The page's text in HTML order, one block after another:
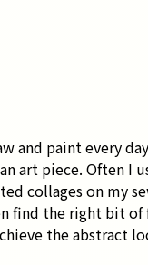
and paint every
art piece. Often I
collages on my
find the right bit of
the abstract